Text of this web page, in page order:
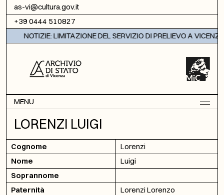
Vai al contenuto
as-vi@cultura.gov.it
+39 0444 510827
NOTIZIE: LIMITAZIONE DEL SERVIZIO DI PRELIEVO A VICENZA
MENU
LORENZI LUIGI
Cognome
Lorenzi
Nome
Luigi
Soprannome
Paternità
Lorenzi Lorenzo